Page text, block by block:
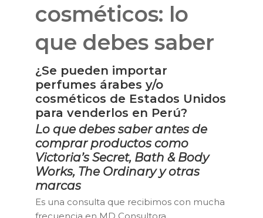
cosméticos: lo
que debes saber
¿Se pueden importar
perfumes árabes y/o
cosméticos de Estados Unidos
para venderlos en Perú?
Lo que debes saber antes de
comprar productos como
Victoria’s Secret, Bath & Body
Works, The Ordinary y otras
marcas
Es una consulta que recibimos con mucha
frecuencia en MD Consultora.